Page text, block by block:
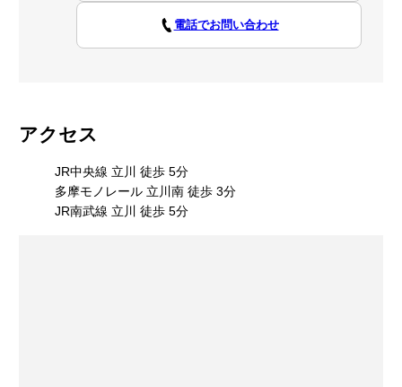
電話でお問い合わせ
アクセス
JR中央線 立川 徒歩 5分
多摩モノレール 立川南 徒歩 3分
JR南武線 立川 徒歩 5分